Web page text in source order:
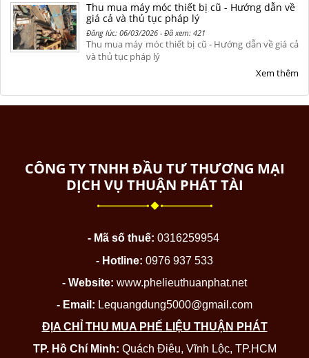
Thu mua máy móc thiết bị cũ - Hướng dẫn về
giá cả và thủ tục pháp lý
Đăng lúc: 06/03/2026 - Đã xem: 421
Thu mua máy móc thiết bị cũ - Hướng dẫn về giá cả
và thủ tục pháp lý
Xem thêm
CÔNG TY TNHH ĐẦU TƯ THƯƠNG MẠI
DỊCH VỤ THUẬN PHÁT TÀI
- Mã số thuế: 0316259954
- Hotline: 0976 937 533
- Website: www.phelieuthuanphat.net
- Email: Lequangdung5000@gmail.com
ĐỊA CHỈ THU MUA PHẾ LIỆU THUẬN PHÁT
TP. Hồ Chí Minh: Quách Điêu, Vĩnh Lộc, TP.HCM